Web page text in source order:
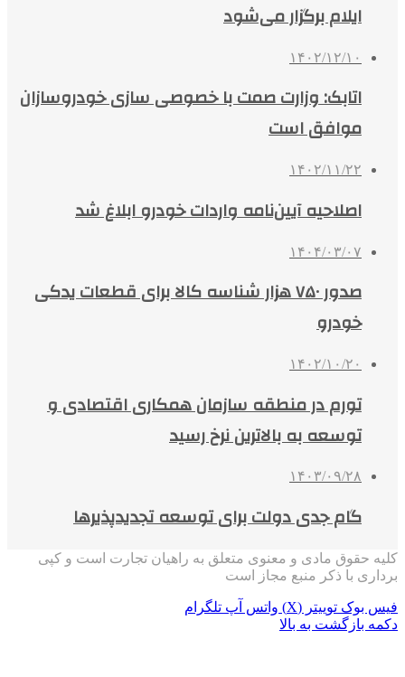
ایلام برگزار می‌شود
۱۴۰۲/۱۲/۱۰
اتابک: وزارت صمت با خصوصی سازی خودروسازان
موافق است
۱۴۰۲/۱۱/۲۲
اصلاحیه آیین‌نامه واردات خودرو ابلاغ شد
۱۴۰۴/۰۳/۰۷
صدور ۷۵۰ هزار شناسه کالا برای قطعات یدکی
خودرو
۱۴۰۲/۱۰/۲۰
تورم در منطقه سازمان همکاری اقتصادی و
توسعه به بالاترین نرخ رسید
۱۴۰۳/۰۹/۲۸
گام جدی دولت برای توسعه تجدیدپذیرها
کلیه حقوق مادی و معنوی متعلق به راهیان تجارت است و کپی
برداری با ذکر منبع مجاز است
فیس بوک توییتر (X) واتس آپ تلگرام
دکمه بازگشت به بالا